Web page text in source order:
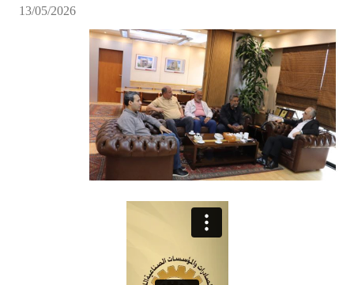
13/05/2026